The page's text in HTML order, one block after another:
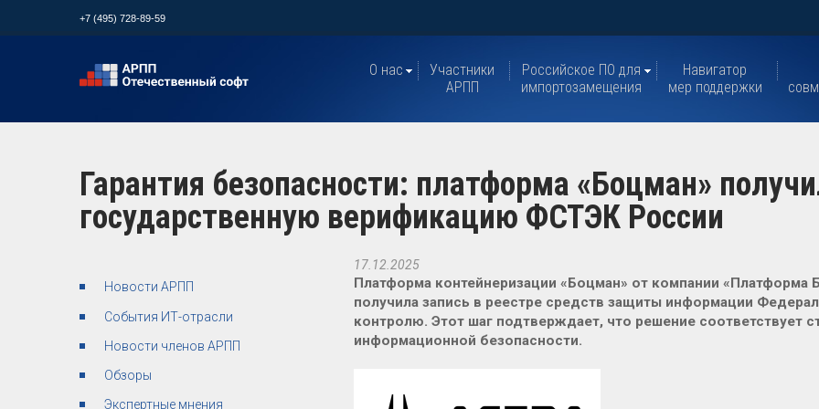
+7 (495) 728-89-59
О нас
Участники
АРПП
Российское ПО для
импортозамещения
Навигатор
мер поддержки
Гарантия безопасности: платформа «Боцман»
государственную верификацию ФСТЭК России
Новости АРПП
События ИТ-отрасли
Новости членов АРПП
Обзоры
Экспертные мнения
17.12.2025
Платформа контейнеризации «Боцман» от компании «Платформа
получила запись в реестре средств защиты информации
контролю. Этот шаг подтверждает, что решение соответствует
информационной безопасности.